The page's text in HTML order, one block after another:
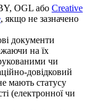
OGL або Creative
, якщо не зазначено
документи
на їх
чи
довідковий
мають статусу
(електронної чи